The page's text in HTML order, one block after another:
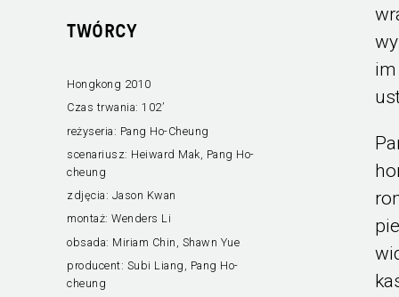
TWÓRCY
Hongkong 2010
Czas trwania: 102’
reżyseria: Pang Ho-Cheung
scenariusz: Heiward Mak, Pang Ho-
cheung
zdjęcia: Jason Kwan
montaż:Wenders Li
obsada: Miriam Chin, Shawn Yue
producent: Subi Liang, Pang Ho-
cheung